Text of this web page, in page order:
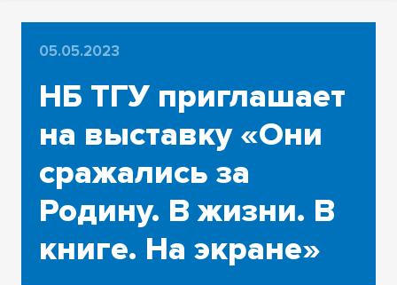
05.05.2023
НБ ТГУ приглашает
на выставку «Они
сражались за
Родину. В жизни. В
книге. На экране»